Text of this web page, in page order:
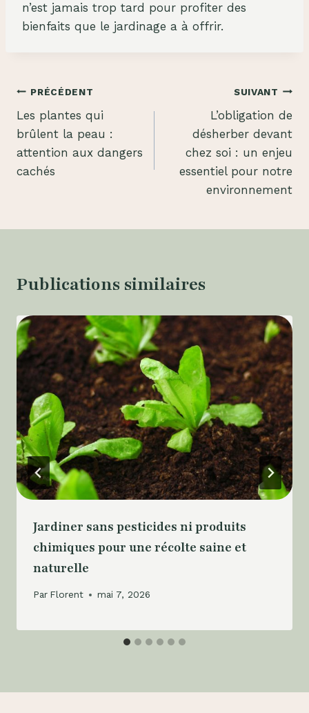
n’est jamais trop tard pour profiter des
bienfaits que le jardinage a à offrir.
Navigation
de
l’article
PRÉCÉDENT
Les plantes qui
brûlent la peau :
attention aux dangers
cachés
SUIVANT
L’obligation de
désherber devant
chez soi : un enjeu
essentiel pour notre
environnement
Publications similaires
Jardiner sans pesticides ni produits
chimiques pour une récolte saine et
naturelle
Par Florent mai 7, 2026